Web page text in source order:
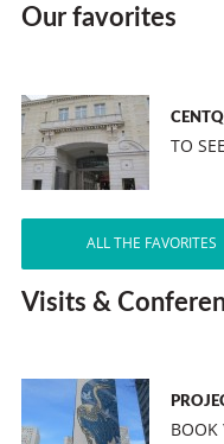
Our favorites
TO SEE
ALL THE FAVORITES
Visits &
BOOK